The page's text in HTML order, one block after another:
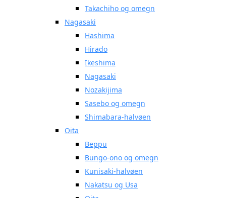
Takachiho og omegn
Nagasaki
Hashima
Hirado
Ikeshima
Nagasaki
Nozakijima
Sasebo og omegn
Shimabara-halvøen
Oita
Beppu
Bungo-ono og omegn
Kunisaki-halvøen
Nakatsu og Usa